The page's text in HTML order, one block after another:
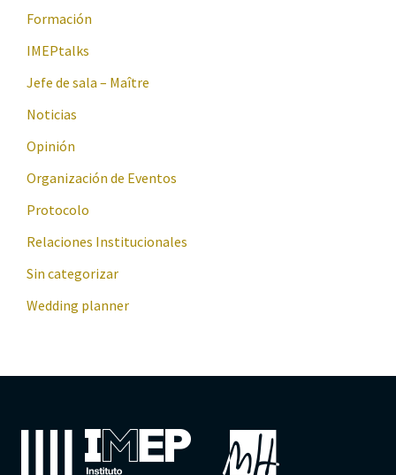
Formación
IMEPtalks
Jefe de sala – Maître
Noticias
Opinión
Organización de Eventos
Protocolo
Relaciones Institucionales
Sin categorizar
Wedding planner